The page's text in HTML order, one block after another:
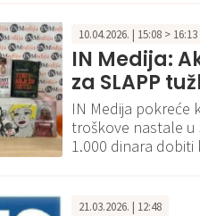
10.04.2026. | 15:08 > 16:13
IN Medija:
za SLAPP
IN Medija pokreće
troškove nastale u
1.000 dinara dobiti
21.03.2026. | 12:48